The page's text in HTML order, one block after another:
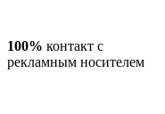
100% контакт с
рекламным носителем